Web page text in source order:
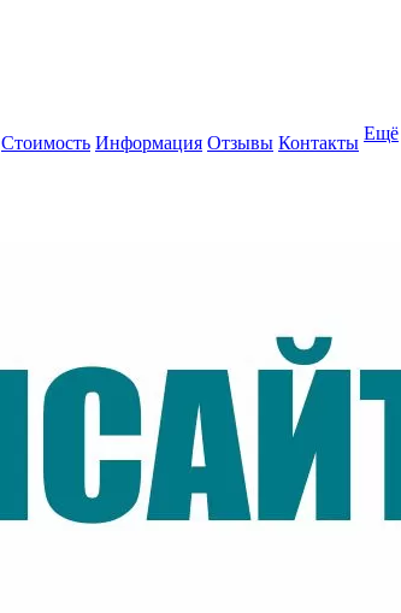
Стоимость Информация Отзывы Контакты Ещё